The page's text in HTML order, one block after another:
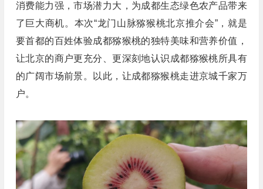
消费能力强，市场潜力大，为成都生态绿色农产品带来
了巨大商机。本次“龙门山脉猕猴桃北京推介会”，就是
要首都的百姓体验成都猕猴桃的独特美味和营养价值，
让北京的商户更充分、更深刻地认识成都猕猴桃所具有
的广阔市场前景。以此，让成都猕猴桃走进京城千家万
户。